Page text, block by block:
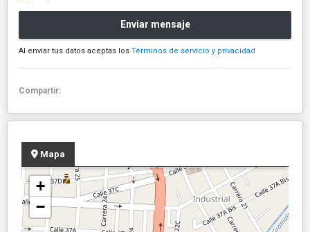
Enviar mensaje
Al enviar tus datos aceptas los Términos de servicio y privacidad
Compartir:
Mapa
+
−